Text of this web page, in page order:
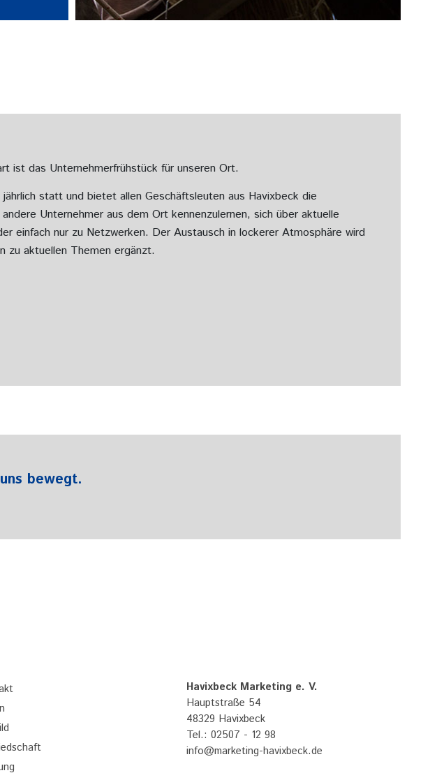
ist das Unternehmerfrühstück für unseren Ort.
statt und bietet allen Geschäftsleuten aus Havixbeck die
Unternehmer aus dem Ort kennenzulernen, sich über aktuelle
einfach nur zu Netzwerken. Der Austausch in lockerer Atmosphäre wird
zu aktuellen Themen ergänzt.
bewegt.
Havixbeck Marketing e. V.
Hauptstraße 54
48329 Havixbeck
Tel.: 02507 - 12 98
info@marketing-havixbeck.de